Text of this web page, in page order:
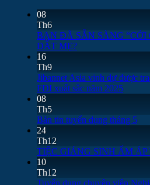
08
Th6
BẠN ĐÃ SẴN SÀNG
ĐẤT MẸ?
16
Th9
Jibannet Asia vinh dự được
FDI xuất sắc năm 2025
08
Th5
Bản tin tuyển dụng tháng 5
24
Th12
TIỆC GIÁNG SINH ẤM
10
Th12
Tuyển dụng chuyên viên